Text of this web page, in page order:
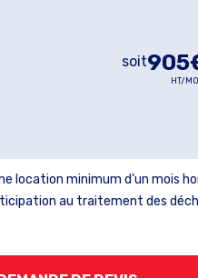
soit
HT/
location minimum d’un mois
au traitement des